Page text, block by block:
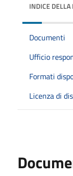
INDICE DELLA
Documenti
Ufficio
Formati
Licenza di